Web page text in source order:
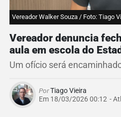
Vereador Walker Souza / Foto: Tiago
Vereador denuncia
aula em escola do
Um ofício será
PorTiago Vieira
Em 18/03/2026 00:12 -